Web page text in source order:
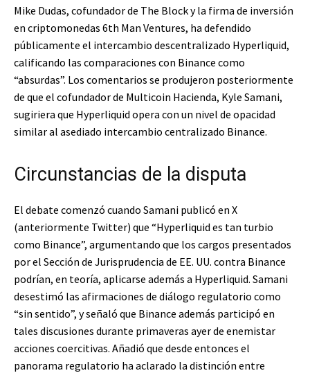
Mike Dudas, cofundador de The Block y la firma de inversión
en criptomonedas 6th Man Ventures, ha defendido
públicamente el intercambio descentralizado Hyperliquid,
calificando las comparaciones con Binance como
“absurdas”. Los comentarios se produjeron posteriormente
de que el cofundador de Multicoin Hacienda, Kyle Samani,
sugiriera que Hyperliquid opera con un nivel de opacidad
similar al asediado intercambio centralizado Binance.
Circunstancias de la disputa
El debate comenzó cuando Samani publicó en X
(anteriormente Twitter) que “Hyperliquid es tan turbio
como Binance”, argumentando que los cargos presentados
por el Sección de Jurisprudencia de EE. UU. contra Binance
podrían, en teoría, aplicarse además a Hyperliquid. Samani
desestimó las afirmaciones de diálogo regulatorio como
“sin sentido”, y señaló que Binance además participó en
tales discusiones durante primaveras ayer de enemistar
acciones coercitivas. Añadió que desde entonces el
panorama regulatorio ha aclarado la distinción entre